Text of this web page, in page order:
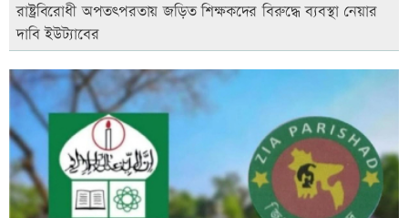
রাষ্ট্রবিরোধী অপতৎপরতায় জড়িত শিক্ষকদের বিরুদ্ধে ব্যবস্থা নেয়ার
দাবি ইউট্যাবের